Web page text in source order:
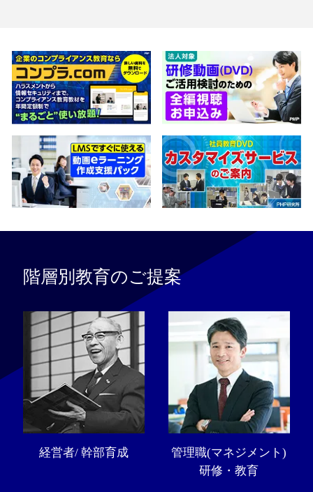
階層別教育のご提案
経営者/ 幹部育成
管理職(マネジメント)
研修・教育